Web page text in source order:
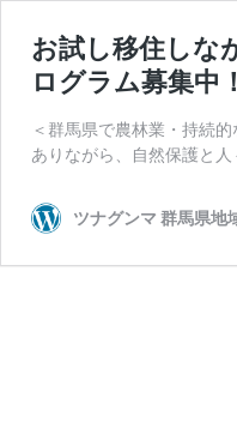
お試し移住しな
ログラム募集中！
＜群馬県で農林業・持続
ありながら、自然保護と
ツナグンマ 群馬県地